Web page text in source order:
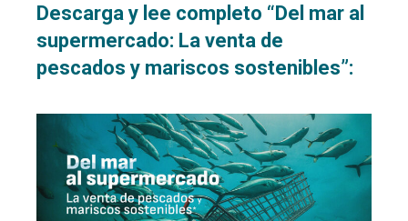
Descarga y lee completo “ Del mar al
supermercado: La venta de
pescados y mariscos sostenibles”: